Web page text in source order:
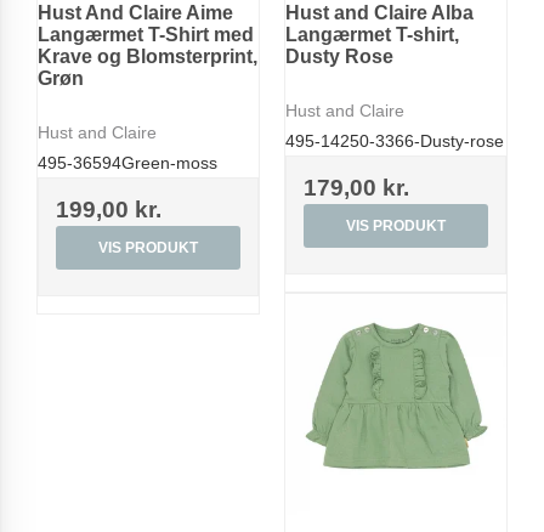
Hust And Claire Aime
Langærmet T-Shirt med
Krave og Blomsterprint,
Grøn
Hust and Claire
495-36594Green-moss
199,00 kr.
VIS PRODUKT
Hust and Claire Alba
Langærmet T-shirt,
Dusty Rose
Hust and Claire
495-14250-3366-Dusty-rose
179,00 kr.
VIS PRODUKT